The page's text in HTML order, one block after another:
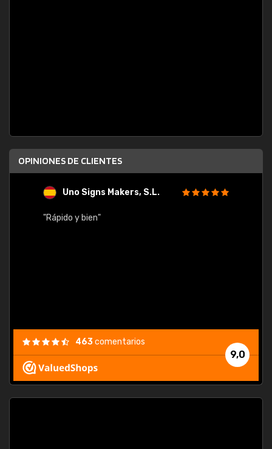
OPINIONES DE CLIENTES
Uno Signs Makers, S.L.
"Rápido y bien"
9,0
463comentarios